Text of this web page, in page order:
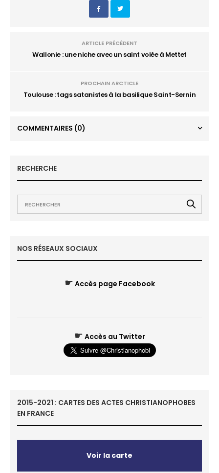
ARTICLE PRÉCÉDENT
Wallonie : une niche avec un saint volée à Mettet
PROCHAIN ARCTICLE
Toulouse : tags satanistes à la basilique Saint-Sernin
COMMENTAIRES (0)
RECHERCHE
NOS RÉSEAUX SOCIAUX
☛ Accès page Facebook
☛ Accès au Twitter
2015-2021 : CARTES DES ACTES CHRISTIANOPHOBES
EN FRANCE
Voir la carte